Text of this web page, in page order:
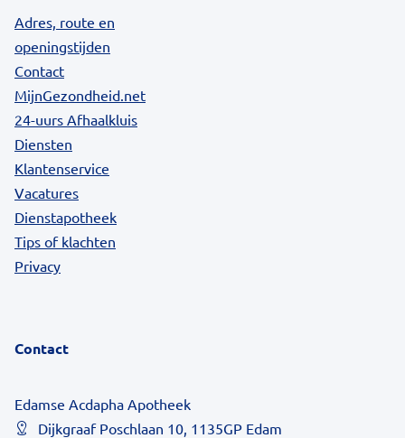
Adres, route en
openingstijden
Contact
MijnGezondheid.net
24-uurs Afhaalkluis
Diensten
Klantenservice
Vacatures
Dienstapotheek
Tips of klachten
Privacy
Contact
Edamse Acdapha Apotheek
Dijkgraaf Poschlaan 10, 1135GP Edam